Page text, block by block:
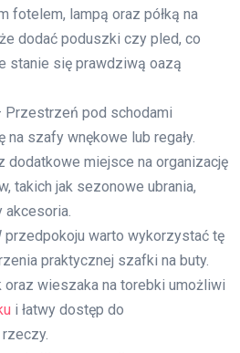
fotelem, lampą oraz półką na
dodać poduszki czy pled, co
stanie się prawdziwą oazą
Przestrzeń pod schodami
na szafy wnękowe lub regały.
dodatkowe miejsce na organizację
takich jak sezonowe ubrania,
przedpokoju warto wykorzystać tę
praktycznej szafki na buty.
oraz wieszaka na torebki umożliwi
i łatwy dostęp do